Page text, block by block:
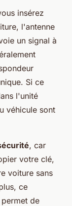
insérez
l'antenne
un signal à
Si ce
l'unité
véhicule sont
, car
votre clé,
voiture sans
ce
de